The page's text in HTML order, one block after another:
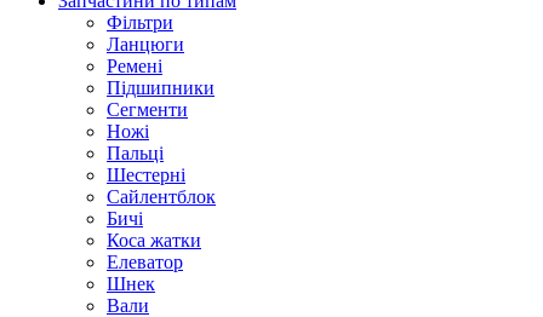
Фільтри
Ланцюги
Ремені
Підшипники
Сегменти
Ножі
Пальці
Шестерні
Сайлентблок
Бичі
Коса жатки
Елеватор
Шнек
Вали